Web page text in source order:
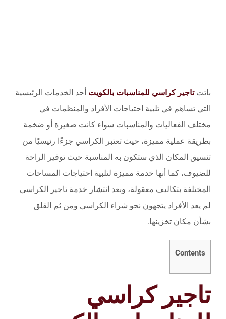
باتتتاجير كراسي للمناسبات بالكويت أحد الخدمات الرئيسية
التي تساهم في تلبية احتياجات الأفراد والمنظمات في
مختلف الفعاليات والمناسبات سواء كانت صغيرة أو ضخمة
بطريقة عملية مميزة، حيث تعتبر الكراسي جزءًا رئيسيًا من
تنسيق المكان الذي ستكون به المناسبة حيث توفير الراحة
للضيوف، كما أنها خدمة مميزة لتلبية احتياجات المساحات
المختلفة بتكاليف معقولة، وبعد انتشار خدمة تاجير الكراسي
لم يعد الأفراد يتجهون نحو شراء الكراسي ومن ثم القلق
بشأن مكان تخزينها.
Contents
تاجير كراسي